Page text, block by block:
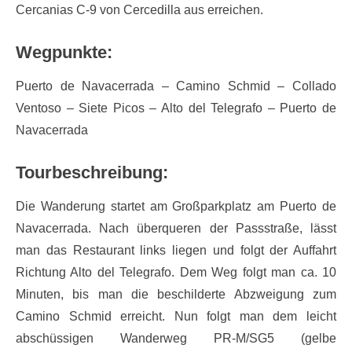
Cercanias C-9 von Cercedilla aus erreichen.
Wegpunkte:
Puerto de Navacerrada – Camino Schmid – Collado
Ventoso – Siete Picos – Alto del Telegrafo – Puerto de
Navacerrada
Tourbeschreibung:
Die Wanderung startet amGroßparkplatz am Puerto de
Navacerrada. Nach überqueren der Passstraße, lässt
man das Restaurant links liegen und folgt der Auffahrt
Richtung Alto del Telegrafo. Dem Weg folgt man ca. 10
Minuten, bis man die beschilderte Abzweigung zum
Camino Schmid erreicht. Nun folgt man dem leicht
abschüssigen Wanderweg PR-M/SG5 (gelbe